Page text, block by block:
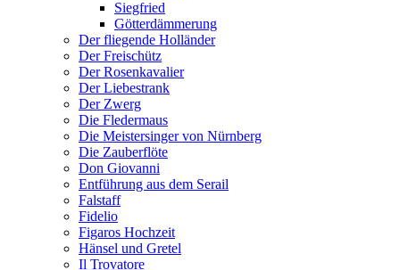
Siegfried
Götterdämmerung
Der fliegende Holländer
Der Freischütz
Der Rosenkavalier
Der Liebestrank
Der Zwerg
Die Fledermaus
Die Meistersinger von Nürnberg
Die Zauberflöte
Don Giovanni
Entführung aus dem Serail
Falstaff
Fidelio
Figaros Hochzeit
Hänsel und Gretel
Il Trovatore